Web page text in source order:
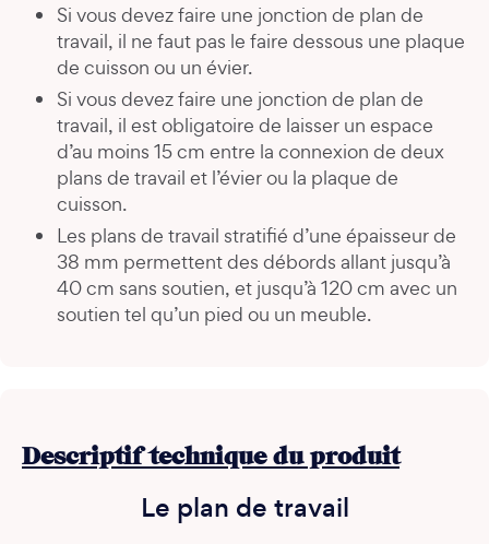
Si vous devez faire une jonction de plan de
travail, il ne faut pas le faire dessous une plaque
de cuisson ou un évier.
Si vous devez faire une jonction de plan de
travail, il est obligatoire de laisser un espace
d’au moins 15 cm entre la connexion de deux
plans de travail et l’évier ou la plaque de
cuisson.
Les plans de travail stratifié d’une épaisseur de
38 mm permettent des débords allant jusqu’à
40 cm sans soutien, et jusqu’à 120 cm avec un
soutien tel qu’un pied ou un meuble.
Descriptif technique du produit
Le plan de travail